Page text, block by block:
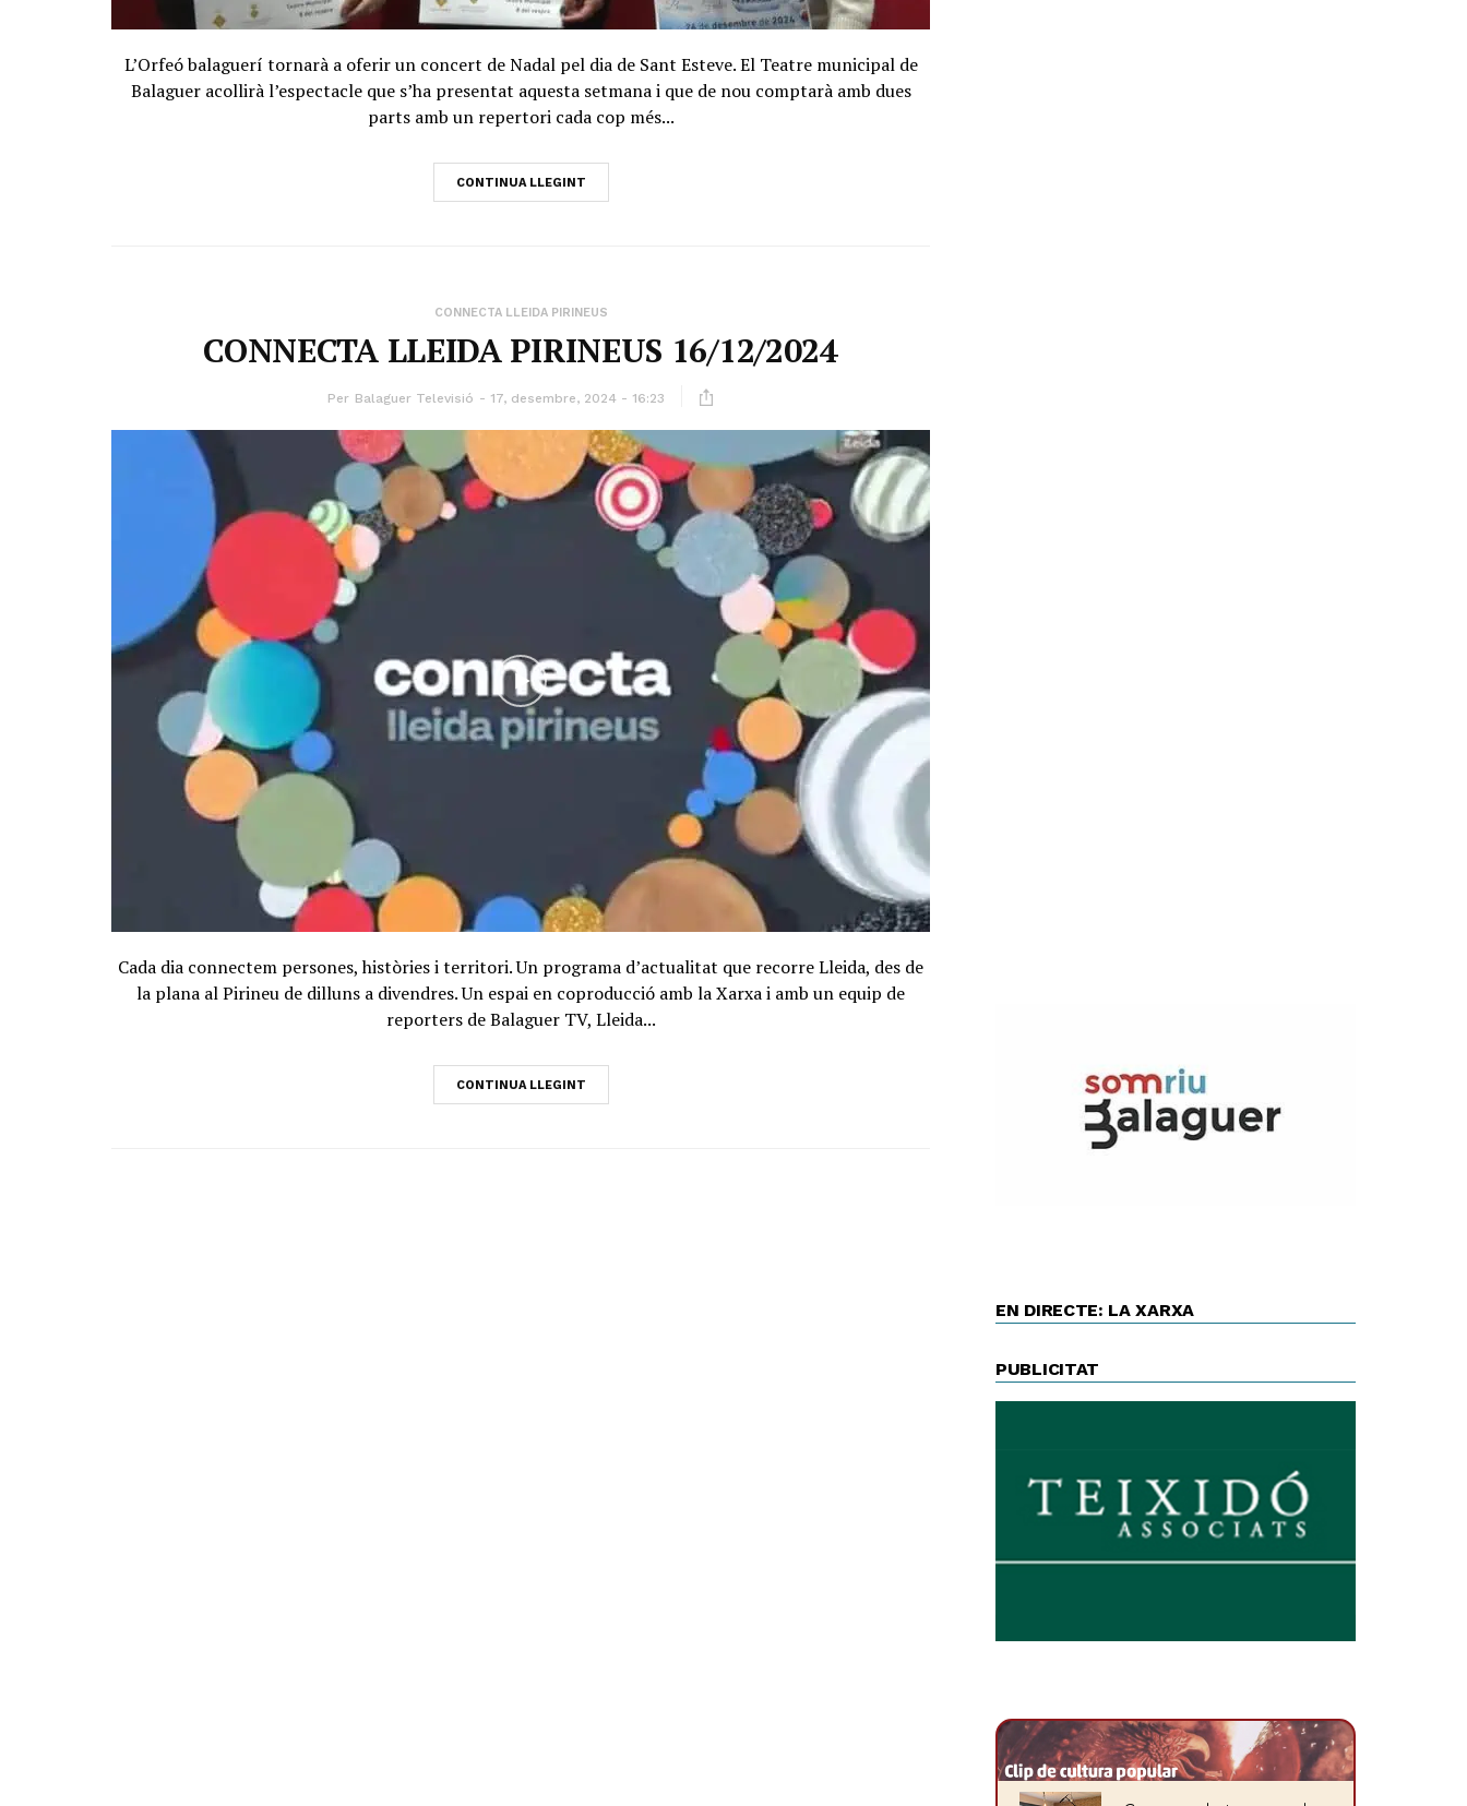
L’Orfeó balaguerí tornarà a oferir un concert de Nadal pel dia de Sant Esteve. El Teatre municipal de
Balaguer acollirà l’espectacle que s’ha presentat aquesta setmana i que de nou comptarà amb dues
parts amb un repertori cada cop més...
CONTINUA LLEGINT
CONNECTA LLEIDA PIRINEUS
CONNECTA LLEIDA PIRINEUS 16/12/2024
Per Balaguer Televisió 17, desembre, 2024 - 16:23
Cada dia connectem persones, històries i territori. Un programa d’actualitat que recorre Lleida, des de
la plana al Pirineu de dilluns a divendres. Un espai en coproducció amb la Xarxa i amb un equip de
reporters de Balaguer TV, Lleida...
CONTINUA LLEGINT
EN DIRECTE: LA XARXA
PUBLICITAT